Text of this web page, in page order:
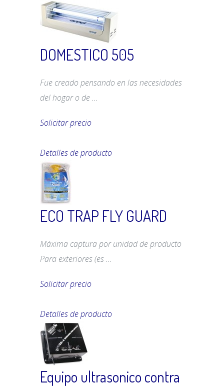
DOMESTICO 505
Fue creado pensando en las necesidades
del hogar o de ...
Solicitar precio
Detalles de producto
ECO TRAP FLY GUARD
Máxima captura por unidad de producto
Para exteriores (es ...
Solicitar precio
Detalles de producto
Equipo ultrasonico contra